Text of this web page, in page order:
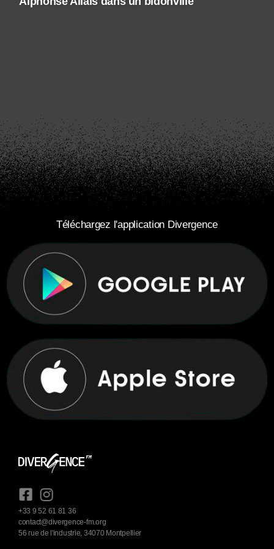
Téléchargez l'application Divergence
+33 9 52 61 81 36
contact@divergence-fm.org
56 rue de l'industrie, 34070 Montpellier